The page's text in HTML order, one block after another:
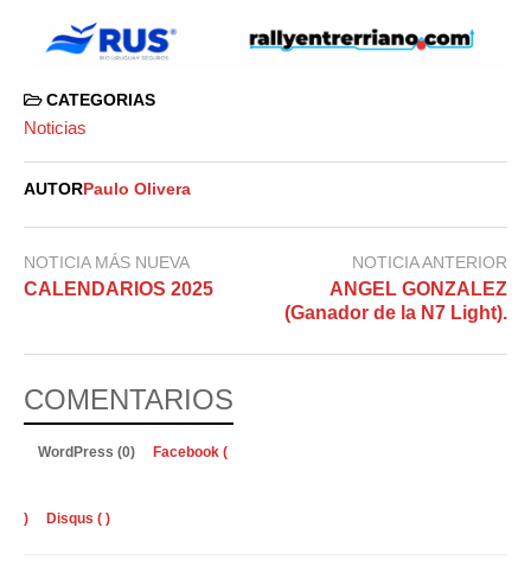
CATEGORIAS
Noticias
AUTOR Paulo Olivera
NOTICIA MÁS NUEVA
CALENDARIOS 2025
NOTICIA ANTERIOR
ANGEL GONZALEZ
(Ganador de la N7 Light).
COMENTARIOS
WordPress (0) Facebook (
) Disqus ( )